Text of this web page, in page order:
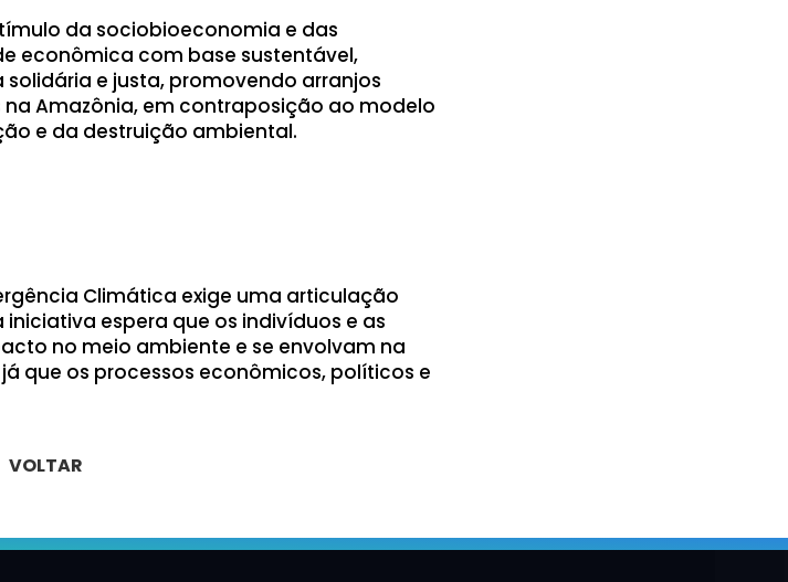
da sociobioeconomia e das
econômica com base sustentável,
e justa, promovendo arranjos
Amazônia, em contraposição ao modelo
e da destruição ambiental.
Climática exige uma articulação
espera que os indivíduos e as
no meio ambiente e se envolvam na
que os processos econômicos, políticos e
VOLTAR